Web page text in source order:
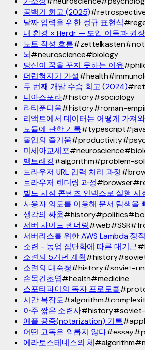
공백기 회고 (2025)#retrospective
날짜 입력을 위한 정규 표현식#
내 환경 × Herdr — 도입 이득과 권
노트 작성 흐름#zettelkasten#
뇌#neuroscience#biology
당신이 꿈을 꾸지 못하는 이유#
더럽혀지기 가설#health#
두 번째 개발 수습 회고 (2024)#
디아스포라#history#sociology
라티푼디움#history#roman-
리액트에서 데이터는 어떻게 가져
모듈에 관한 기록#typescript#
몰입의 즐거움#productivity#
미세아교세포#neuroscience#
백트래킹#algorithm#problem-
브라우저 URL 입력 처리 과정#
브라우저 렌더링 과정#browser#
빌드 시점 콘텐츠 인덱스로 실행 시
사용자 의도를 이용해 문서 탐색을
생각의 싸움#history#politics#
서버 사이드 렌더링#web#SSR#
서버리스를 위한 AWS Lambda 정
소련 - 농업 집단화에 따른 대기근#
소련의 5개년 계획#history#
소련의 대숙청#history#soviet-
손목건초염#health#medicine
스포티파이의 독자 프로토콜#
시간 복잡도#algorithm#
아주 짧은 소련사#history#
애플 공증(notarization) 기록#
어떤 고독은 외롭지 않다#essay#
에라토스테네스의 체#algorithm#